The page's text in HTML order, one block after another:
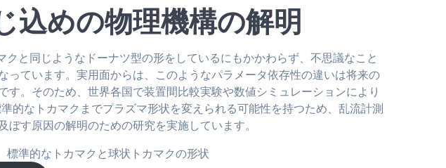
込めの物理機構の解明
と同じようなドーナツ型の形をしているにもかかわらず、不思議なこと
ています。実用面からは、このようなパラメータ依存性の違いは将来の
。そのため、世界各国で装置間比較実験や数値シミュレーションにより
的なトカマクまでプラズマ形状を変えられる可能性を持つため、乱流計測
す原因の解明のための研究を実施しています。
標準的なトカマクと球状トカマクの形状